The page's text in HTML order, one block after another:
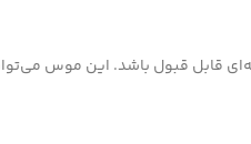
قابل قبول باشد. این موس